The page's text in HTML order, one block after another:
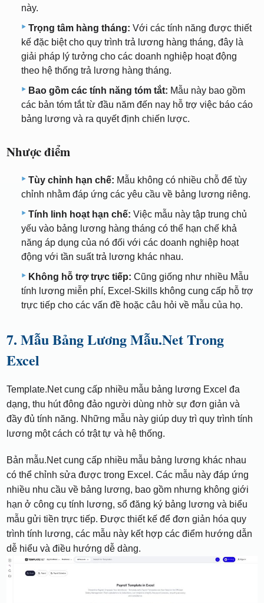
này.
Trọng tâm hàng tháng: Với các tính năng được thiết
kế đặc biệt cho quy trình trả lương hàng tháng, đây là
giải pháp lý tưởng cho các doanh nghiệp hoạt động
theo hệ thống trả lương hàng tháng.
Bao gồm các tính năng tóm tắt: Mẫu này bao gồm
các bản tóm tắt từ đầu năm đến nay hỗ trợ việc báo cáo
bảng lương và ra quyết định chiến lược.
Nhược điểm
Tùy chỉnh hạn chế: Mẫu không có nhiều chỗ để tùy
chỉnh nhằm đáp ứng các yêu cầu về bảng lương riêng.
Tính linh hoạt hạn chế: Việc mẫu này tập trung chủ
yếu vào bảng lương hàng tháng có thể hạn chế khả
năng áp dụng của nó đối với các doanh nghiệp hoạt
động với tần suất trả lương khác nhau.
Không hỗ trợ trực tiếp: Cũng giống như nhiều Mẫu
tính lương miễn phí, Excel-Skills không cung cấp hỗ trợ
trực tiếp cho các vấn đề hoặc câu hỏi về mẫu của họ.
7. Mẫu Bảng Lương Mẫu.Net Trong
Excel
Template.Net cung cấp nhiều mẫu bảng lương Excel đa
dạng, thu hút đông đảo người dùng nhờ sự đơn giản và
đầy đủ tính năng. Những mẫu này giúp duy trì quy trình tính
lương một cách có trật tự và hệ thống.
Bản mẫu.Net cung cấp nhiều mẫu bảng lương khác nhau
có thể chỉnh sửa được trong Excel. Các mẫu này đáp ứng
nhiều nhu cầu về bảng lương, bao gồm nhưng không giới
hạn ở công cụ tính lương, sổ đăng ký bảng lương và biểu
mẫu gửi tiền trực tiếp. Được thiết kế để đơn giản hóa quy
trình tính lương, các mẫu này kết hợp các điểm hướng dẫn
dễ hiểu và điều hướng dễ dàng.